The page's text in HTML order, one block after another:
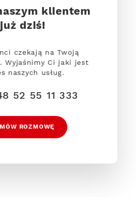
klientem
już dziś!
czekają na Twoją
Wyjaśnimy Ci jaki jest
naszych usług.
52 55 11 333
ROZMOWĘ